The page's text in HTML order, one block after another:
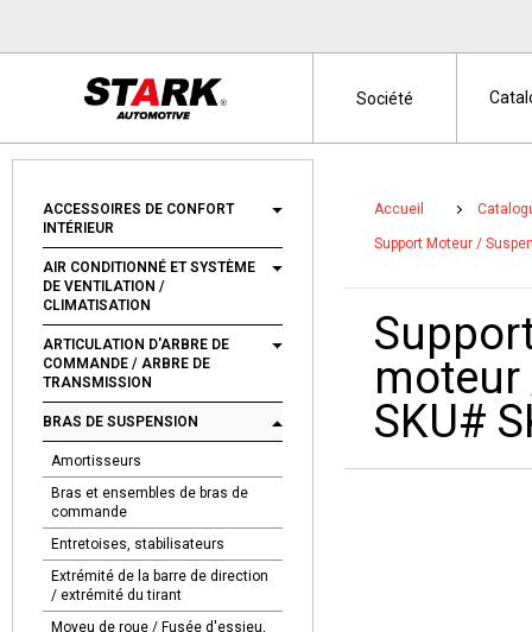
ACCESSOIRES DE CONFORT
INTÉRIEUR
AIR CONDITIONNÉ ET SYSTÈME
DE VENTILATION /
CLIMATISATION
ARTICULATION D'ARBRE DE
COMMANDE / ARBRE DE
TRANSMISSION
BRAS DE SUSPENSION
Amortisseurs
Bras et ensembles de bras de
commande
Entretoises, stabilisateurs
Extrémité de la barre de direction
/ extrémité du tirant
Moyeu de roue / Fusée d'essieu,
Accueil
Support Moteur /
SKU#
Société